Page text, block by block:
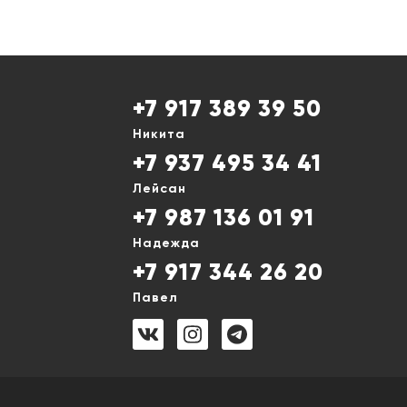
+7 917 389 39 50
Никита
+7 937 495 34 41
Лейсан
+7 987 136 01 91
Надежда
+7 917 344 26 20
Павел